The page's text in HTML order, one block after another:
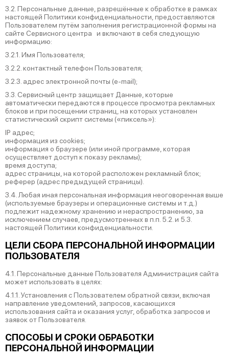
3.2. Персональные данные, разрешённые к обработке в рамках
настоящей Политики конфиденциальности, предоставляются
Пользователем путём заполнения регистрационной формы на
cайте Сервисного центра и включают в себя следующую
информацию:
3.2.1. Имя Пользователя;
3.2.2. контактный телефон Пользователя;
3.2.3. адрес электронной почты (e-mail);
3.3. Сервисный центр защищает Данные, которые
автоматически передаются в процессе просмотра рекламных
блоков и при посещении страниц, на которых установлен
статистический скрипт системы («пиксель»):
IP адрес;
информация из cookies;
информация о браузере (или иной программе, которая
осуществляет доступ к показу рекламы);
время доступа;
адрес страницы, на которой расположен рекламный блок;
реферер (адрес предыдущей страницы).
3.4. Любая иная персональная информация неоговоренная выше
(используемые браузеры и операционные системы и т.д.)
подлежит надежному хранению и нераспространению, за
исключением случаев, предусмотренных в п.п. 5.2. и 5.3.
настоящей Политики конфиденциальности.
ЦЕЛИ СБОРА ПЕРСОНАЛЬНОЙ ИНФОРМАЦИИ
ПОЛЬЗОВАТЕЛЯ
4.1. Персональные данные Пользователя Администрация сайта
может использовать в целях:
4.1.1. Установления с Пользователем обратной связи, включая
направление уведомлений, запросов, касающихся
использования сайта и оказания услуг, обработка запросов и
заявок от Пользователя.
СПОСОБЫ И СРОКИ ОБРАБОТКИ
ПЕРСОНАЛЬНОЙ ИНФОРМАЦИИ